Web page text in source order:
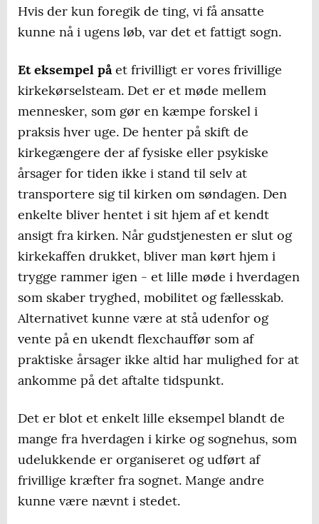
Hvis der kun foregik de ting, vi få ansatte
kunne nå i ugens løb, var det et fattigt sogn.
Et eksempel pået frivilligt er vores frivillige
kirkekørselsteam. Det er et møde mellem
mennesker, som gør en kæmpe forskel i
praksis hver uge. De henter på skift de
kirkegængere der af fysiske eller psykiske
årsager for tiden ikke i stand til selv at
transportere sig til kirken om søndagen. Den
enkelte bliver hentet i sit hjem af et kendt
ansigt fra kirken. Når gudstjenesten er slut og
kirkekaffen drukket, bliver man kørt hjem i
trygge rammer igen - et lille møde i hverdagen
som skaber tryghed, mobilitet og fællesskab.
Alternativet kunne være at stå udenfor og
vente på en ukendt flexchauffør som af
praktiske årsager ikke altid har mulighed for at
ankomme på det aftalte tidspunkt.
Det er blot et enkelt lille eksempel blandt de
mange fra hverdagen i kirke og sognehus, som
udelukkende er organiseret og udført af
frivillige kræfter fra sognet. Mange andre
kunne være nævnt i stedet.